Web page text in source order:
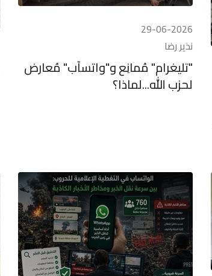
29-06-2026
نذير رضا
"تليغرام" مُمانِع و"واتسآب" مُعارض
لحزب الله...لماذا؟